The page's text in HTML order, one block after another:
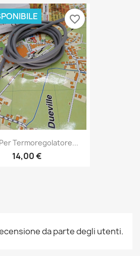
Termoregolatore...
14,00 €
favorite_border
da parte degli utenti.